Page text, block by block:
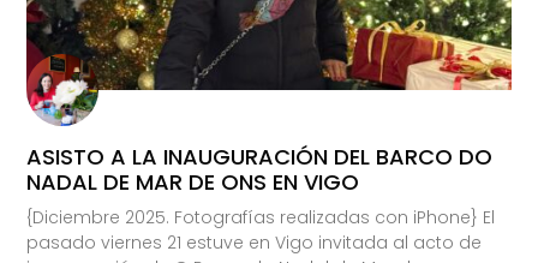
ASISTO A LA INAUGURACIÓN DEL BARCO DO
NADAL DE MAR DE ONS EN VIGO
{Diciembre 2025. Fotografías realizadas con iPhone} El
pasado viernes 21 estuve en Vigo invitada al acto de